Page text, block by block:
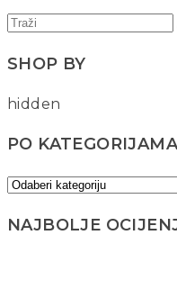
SHOP BY
hidden
PO KATEGORIJAMA
NAJBOLJE